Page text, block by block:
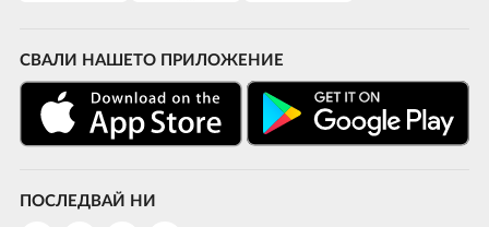
СВАЛИ НАШЕТО ПРИЛОЖЕНИЕ
ПОСЛЕДВАЙ НИ